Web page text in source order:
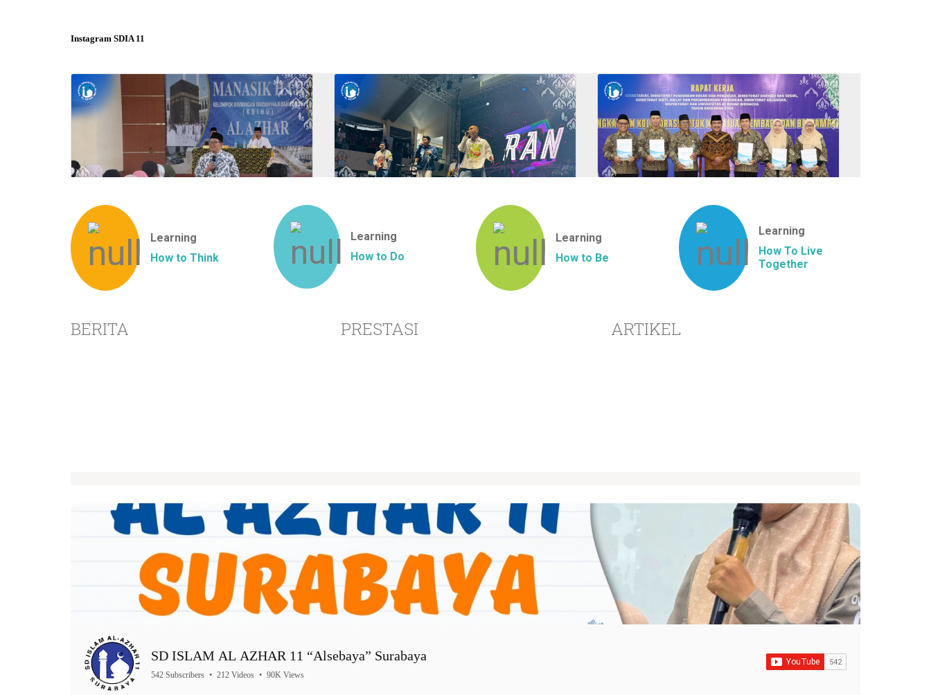
Instagram SDIA 11
Learning
How to Think
Learning
How to Do
Learning
How to Be
Learning
How To Live
Together
BERITA PRESTASI ARTIKEL
SD ISLAM AL AZHAR 11 “Alsebaya” Surabaya
542 Subscribers • 212 Videos • 90K Views